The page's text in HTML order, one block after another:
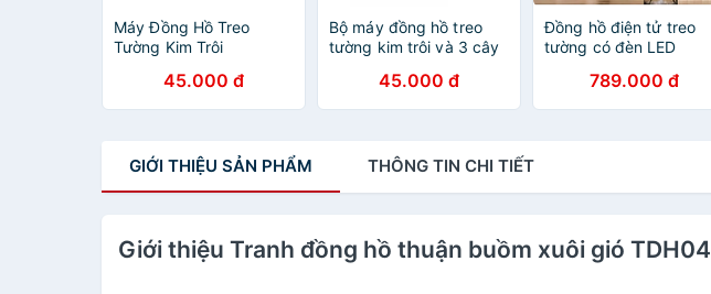
Máy Đồng Hồ Treo
Tường Kim Trôi
45.000 đ
Bộ máy đồng hồ treo
tường kim trôi và 3 cây
45.000 đ
Đồng hồ điện tử treo
tường có đèn LED
789.000 đ
GIỚI THIỆU SẢN PHẨM THÔNG TIN CHI TIẾT
Giới thiệu Tranh đồng hồ thuận buồm xuôi gió TDH04